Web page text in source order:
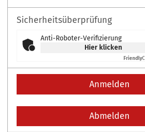
Sicherheitsüberprüfung
Anti-Roboter-Verifizierung
Hier klicken
Friendly
Anmelden
Abmelden